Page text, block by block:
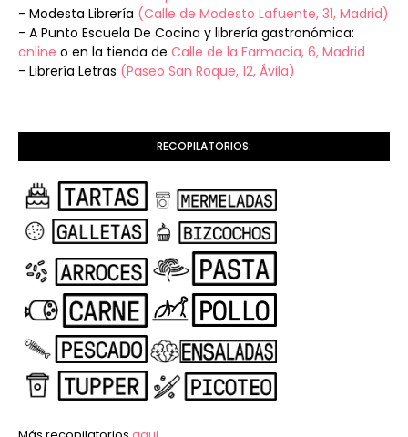
- Modesta Librería (Calle de Modesto Lafuente, 31, Madrid)
- A Punto Escuela De Cocina y librería gastronómica:
online o en la tienda de Calle de la Farmacia, 6, Madrid
- Librería Letras (Paseo San Roque, 12, Ávila)
RECOPILATORIOS: